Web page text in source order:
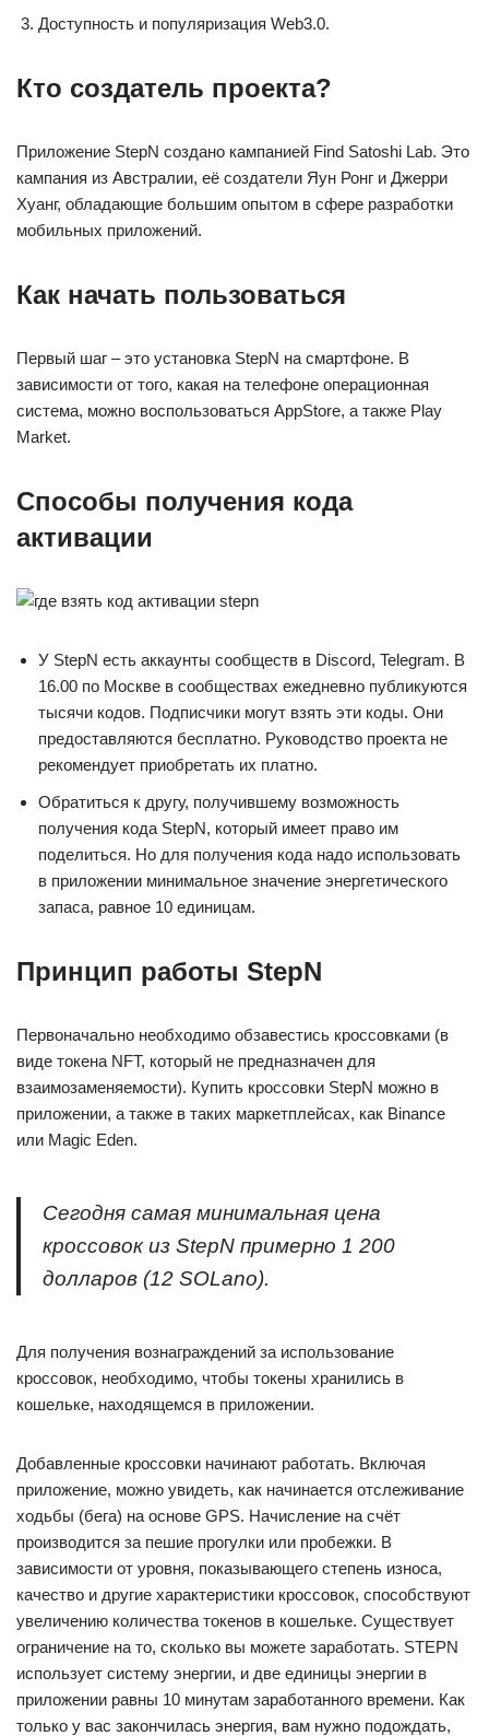
Доступность и популяризация Web3.0.
Кто создатель проекта?
Приложение StepN создано кампанией Find Satoshi Lab. Это
кампания из Австралии, её создатели Яун Ронг и Джерри
Хуанг, обладающие большим опытом в сфере разработки
мобильных приложений.
Как начать пользоваться
Первый шаг – это установка StepN на смартфоне. В
зависимости от того, какая на телефоне операционная
система, можно воспользоваться AppStore, а также Play
Market.
Способы получения кода
активации
У StepN есть аккаунты сообществ в Discord, Telegram. В
16.00 по Москве в сообществах ежедневно публикуются
тысячи кодов. Подписчики могут взять эти коды. Они
предоставляются бесплатно. Руководство проекта не
рекомендует приобретать их платно.
Обратиться к другу, получившему возможность
получения кода StepN, который имеет право им
поделиться. Но для получения кода надо использовать
в приложении минимальное значение энергетического
запаса, равное 10 единицам.
Принцип работы StepN
Первоначально необходимо обзавестись кроссовками (в
виде токена NFT, который не предназначен для
взаимозаменяемости). Купить кроссовки StepN можно в
приложении, а также в таких маркетплейсах, как Binance
или Magic Eden.
Сегодня самая минимальная цена
кроссовок из StepN примерно 1 200
долларов (12 SOLano).
Для получения вознаграждений за использование
кроссовок, необходимо, чтобы токены хранились в
кошельке, находящемся в приложении.
Добавленные кроссовки начинают работать. Включая
приложение, можно увидеть, как начинается отслеживание
ходьбы (бега) на основе GPS. Начисление на счёт
производится за пешие прогулки или пробежки. В
зависимости от уровня, показывающего степень износа,
качество и другие характеристики кроссовок, способствуют
увеличению количества токенов в кошельке. Существует
ограничение на то, сколько вы можете заработать. STEPN
использует систему энергии, и две единицы энергии в
приложении равны 10 минутам заработанного времени. Как
только у вас закончилась энергия, вам нужно подождать,